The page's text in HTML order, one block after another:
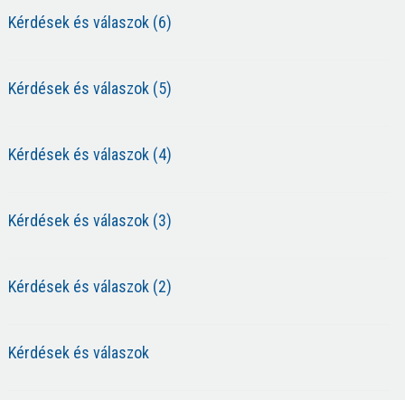
Kérdések és válaszok (6)
Kérdések és válaszok (5)
Kérdések és válaszok (4)
Kérdések és válaszok (3)
Kérdések és válaszok (2)
Kérdések és válaszok